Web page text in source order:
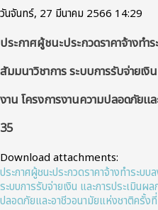
วันจันทร์, 27 มีนาคม 2566 14:29
ประกาศผู้ชนะประกวดราคาจ้างทำ
สัมมนาวิชาการ ระบบการรับจ่ายเ
งาน โครงการงานความปลอดภัยแ
35
Download attachments:
ประกาศผู้ชนะประกวดราคาจ้างทำระบบ
ระบบการรับจ่ายเงิน และการประเมินผ
ปลอดภัยและอาชีวอนามัยแห่งชาติครั้ง